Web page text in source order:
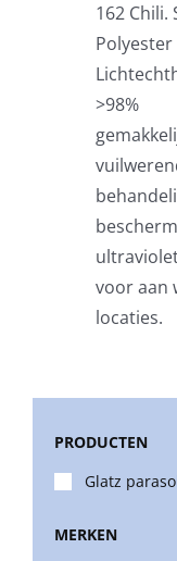
Zweefparasols
Horeca parasols
Muurparasols
Schaduwdoeken
Balkonklemmen
162 Chili.
>98%
voor aan
locaties.
PRODUCTEN
Glatz
MERKEN